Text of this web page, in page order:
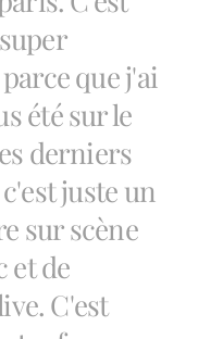
que j'ai
été sur le
derniers
juste un
sur scène
et de
C'est